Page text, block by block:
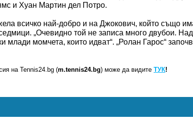
и Хуан Мартин дел Потро.
всичко най-добро и на Джокович, който също
„Очевидно той не записа много двубои.
млади момчета, които идват“. „Ролан Гарос“
на Tennis24.bg (m.tennis24.bg) може да видите ТУК!